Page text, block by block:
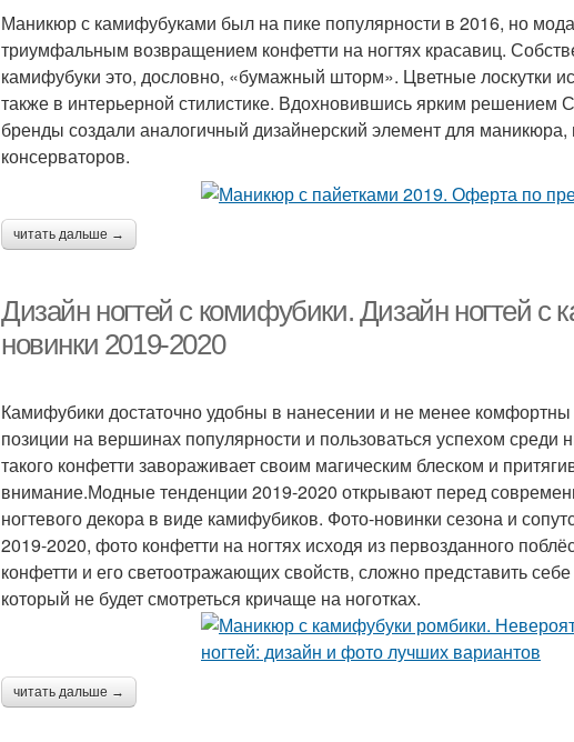
Маникюр с камифубуками был на пике популярности в 2016, но
триумфальным возвращением конфетти на ногтях красавиц.
камифубуки это, дословно, «бумажный шторм». Цветные лоскутки
также в интерьерной стилистике. Вдохновившись ярким
бренды создали аналогичный дизайнерский элемент для
консерваторов.
читать дальше →
Дизайн ногтей с комифубики. Дизайн ногтей
новинки 2019-2020
Камифубики достаточно удобны в нанесении и не менее комфортны
позиции на вершинах популярности и пользоваться успехом среди
такого конфетти завораживает своим магическим блеском и
внимание.Модные тенденции 2019-2020 открывают перед
ногтевого декора в виде камифубиков. Фото-новинки сезона и
2019-2020, фото конфетти на ногтях исходя из первозданного
конфетти и его светоотражающих свойств, сложно представить
который не будет смотреться кричаще на ноготках.
читать дальше →